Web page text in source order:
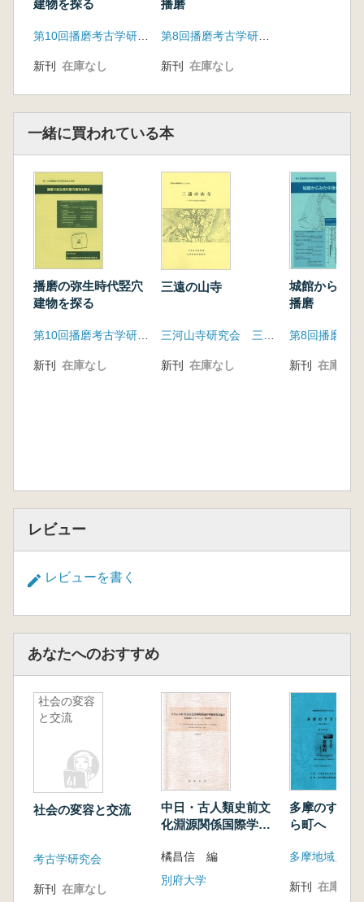
建物を探る
新刊 在庫なし
播磨
新刊 在庫なし
一緒に買われている本
播磨の弥生時代竪穴
建物を探る
新刊 在庫なし
三遠の山寺
三河山寺研究会 三河考古学談話会
新刊 在庫なし
城館からみ
播磨
新刊 在庫なし
レビュー
レビューを書く
あなたへのおすすめ
社会の変容
と交流
社会の変容と交流
考古学研究会
新刊 在庫なし
中日・古人類史前文
化淵源関係国際学術
際シンポジューム
発表要旨
橘昌信 編
別府大学
多摩のすま
ら町へ 発表
多摩地域史研
新刊 在庫なし